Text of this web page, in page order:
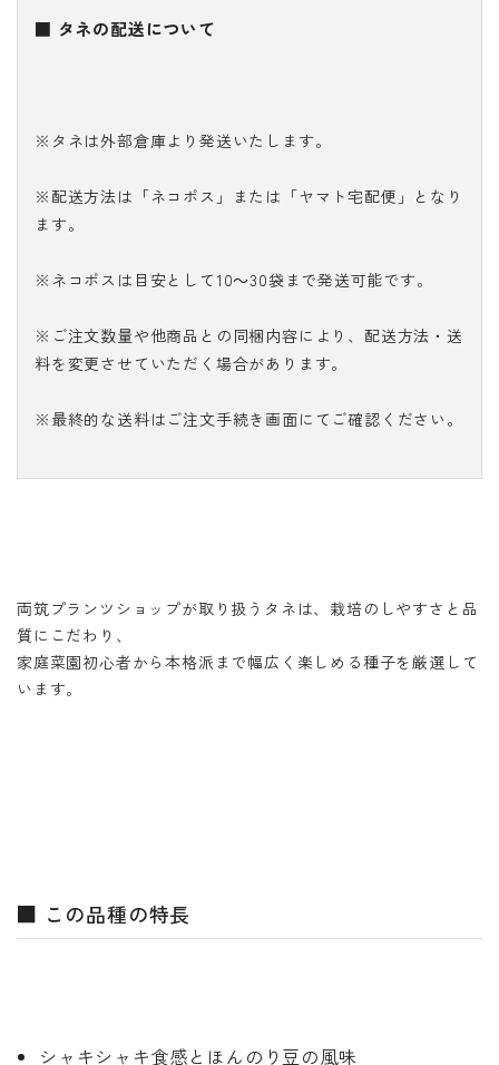
■ タネの配送について
※タネは外部倉庫より発送いたします。
※配送方法は「ネコポス」または「ヤマト宅配便」となり
ます。
※ネコポスは目安として10～30袋まで発送可能です。
※ご注文数量や他商品との同梱内容により、配送方法・送
料を変更させていただく場合があります。
※最終的な送料はご注文手続き画面にてご確認ください。
両筑プランツショップが取り扱うタネは、栽培のしやすさと品
質にこだわり、
家庭菜園初心者から本格派まで幅広く楽しめる種子を厳選して
います。
■ この品種の特長
シャキシャキ食感とほんのり豆の風味